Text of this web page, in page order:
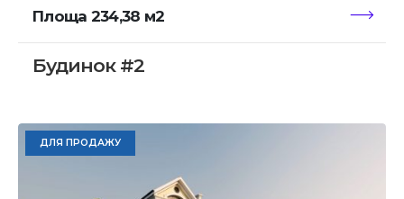
Площа 234,38 м2
Будинок #2
ДЛЯ ПРОДАЖУ